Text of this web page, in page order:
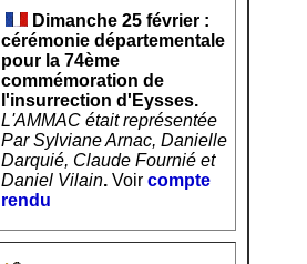
Dimanche 25 février :
cérémonie départementale
pour la 74ème
commémoration de
l'insurrection d'Eysses.
L'AMMAC était représentée
Par Sylviane Arnac, Danielle
Darquié, Claude Fournié et
Daniel Vilain. Voir compte
rendu